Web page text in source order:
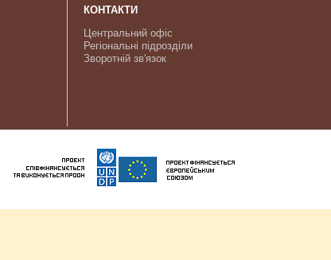
КОНТАКТИ
Центральний офіс
Регіональні підрозділи
Зворотній зв'язок